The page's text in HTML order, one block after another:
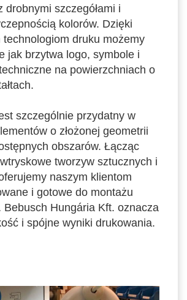
drobnymi szczegółami i
kolorów. Dzięki
technologiom druku możemy
jak brzytwa logo, symbole i
na powierzchniach o
szczególnie przydatny w
o złożonej geometrii
obszarów. Łącząc
tworzyw sztucznych i
naszym klientom
i gotowe do montażu
Bebusch Hungária Kft. oznacza
i spójne wyniki drukowania.